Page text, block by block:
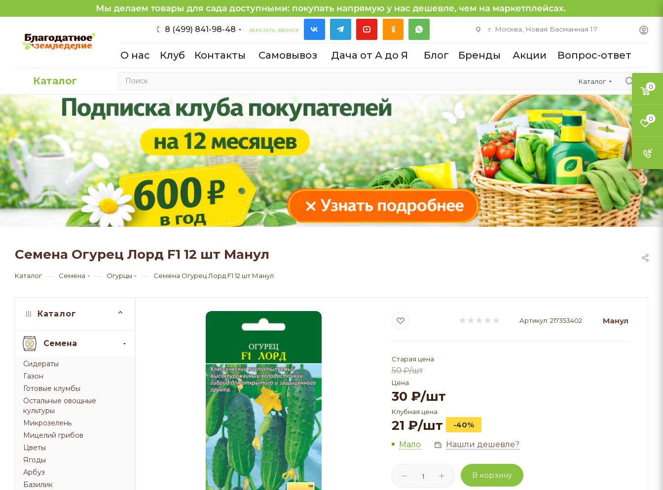
8 (499) 841-98-48 ЗАКАЗАТЬ ЗВОНОК г. Москва, Новая Басманная 17
О нас Клуб Контакты Самовывоз Дача от А до Я Блог Бренды Акции Вопрос-ответ
Каталог Каталог
Семена Огурец Лорд F1 12 шт Манул
Каталог — Семена — Огурцы — Семена Огурец Лорд F1 12 шт Манул
Артикул: 217353402 Манул
Старая цена
50₽/шт
Цена
30 ₽/шт
Клубная цена
21 ₽/шт -40%
Мало Нашли дешевле?
В корзину
Каталог
Семена
Сидераты
Газон
Готовые клумбы
Остальные овощные
культуры
Микрозелень
Мицелий грибов
Цветы
Ягоды
Арбуз
Базилик
0
0